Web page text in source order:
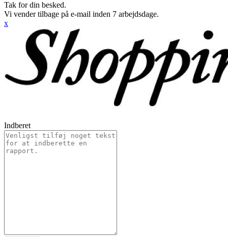
Tak for din besked.
Vi vender tilbage på e-mail inden 7 arbejdsdage.
x
Indberet